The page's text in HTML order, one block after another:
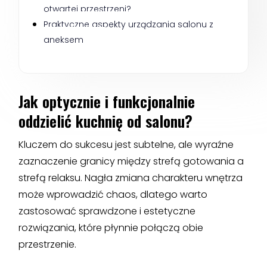
otwartej przestrzeni?
Praktyczne aspekty urządzania salonu z
aneksem
Jak optycznie i funkcjonalnie
oddzielić kuchnię od salonu?
Kluczem do sukcesu jest subtelne, ale wyraźne
zaznaczenie granicy między strefą gotowania a
strefą relaksu. Nagła zmiana charakteru wnętrza
może wprowadzić chaos, dlatego warto
zastosować sprawdzone i estetyczne
rozwiązania, które płynnie połączą obie
przestrzenie.